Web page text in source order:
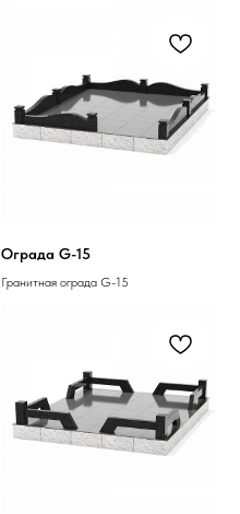
Ограда G-15
Гранитная ограда G-15